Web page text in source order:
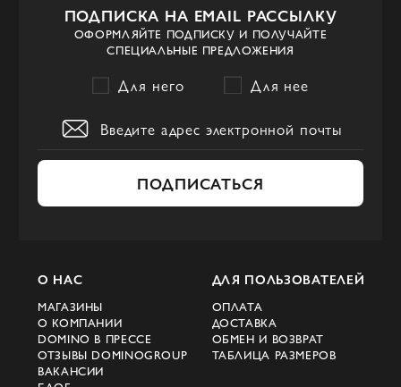
ПОДПИСКА НА EMAIL РАССЫЛКУ
ОФОРМЛЯЙТЕ ПОДПИСКУ И ПОЛУЧАЙТЕ
СПЕЦИАЛЬНЫЕ ПРЕДЛОЖЕНИЯ
Для него Для нее
ПОДПИСАТЬСЯ
О НАС
МАГАЗИНЫ
О КОМПАНИИ
DOMINO В ПРЕССЕ
ОТЗЫВЫ DOMINOGROUP
ВАКАНСИИ
ДЛЯ ПОЛЬЗОВАТЕЛЕЙ
ОПЛАТА
ДОСТАВКА
ОБМЕН И ВОЗВРАТ
ТАБЛИЦА РАЗМЕРОВ